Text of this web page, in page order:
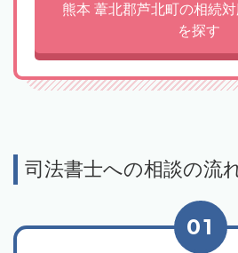
熊本 葦北郡芦北町の相続
を探す
司法書士への相談の流
01